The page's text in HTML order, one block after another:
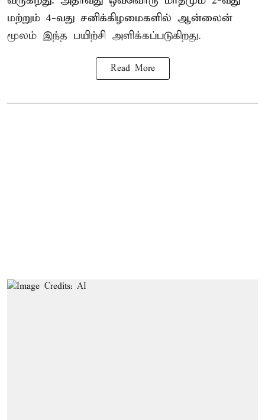
மற்றும் 4-வது சனிக்கிழமைகளில் ஆன்லைன்
மூலம் இந்த பயிற்சி அளிக்கப்படுகிறது.
Read More